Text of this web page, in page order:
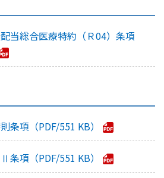
当総合医療特約（Ｒ04）条項
条項 551 KB
Ⅱ条項 551 KB